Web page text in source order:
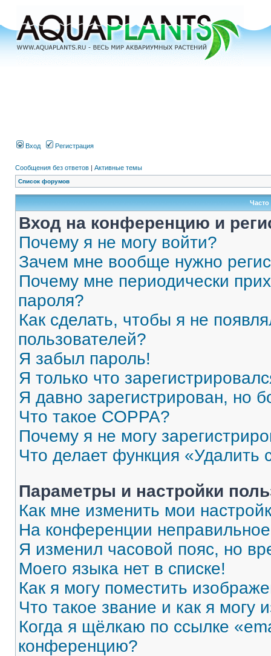
Вход Регистрация
Сообщения без ответов | Активные темы
Список форумов
Вход на конференцию и
Почему я не могу войти?
Зачем мне вообще нужно
Почему мне периодически
пароля?
Как сделать, чтобы я не
пользователей?
Я забыл пароль!
Я только что
Я давно зарегистрирован, но
Что такое COPPA?
Почему я не могу
Что делает функция «Удалить
Параметры и настройки
Как мне изменить мои
На конференции
Я изменил часовой пояс, но
Моего языка нет в списке!
Как я могу поместить
Что такое звание и как я могу
Когда я щёлкаю по ссылке
конференцию?